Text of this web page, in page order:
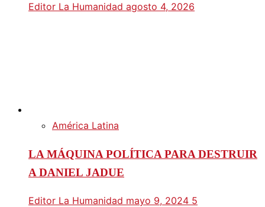
Editor La Humanidad agosto 4, 2026
América Latina
LA MÁQUINA POLÍTICA PARA DESTRUIR
A DANIEL JADUE
Editor La Humanidad mayo 9, 2024 5